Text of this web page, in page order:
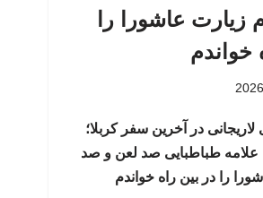
عاشورا را
خواندم
در آخرین سفر کربلا؛
طباطبایی صد لعن و صد
را در بین راه خواندم